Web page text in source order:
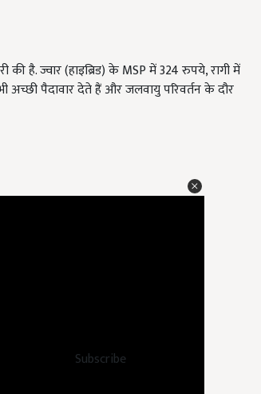
Subscribe
है. ज्वार (हाइब्रिड) के MSP में 324 रुपये, रागी में
अच्छी पैदावार देते हैं और जलवायु परिवर्तन के दौर